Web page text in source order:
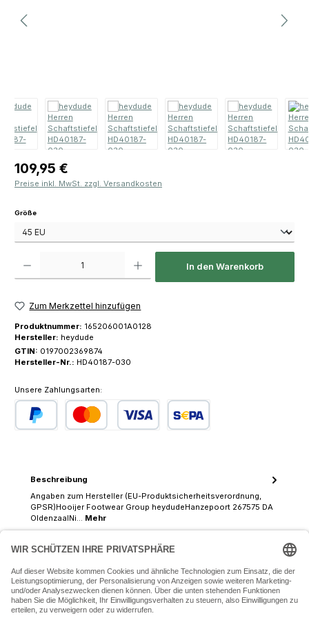
Regulärer Preis:
109,95 €
Preise inkl. MwSt. zzgl. Versandkosten
Größeauswählen
In den Warenkorb
Zum Merkzettel hinzufügen
Produktnummer: 165206001A0128
Hersteller: heydude
GTIN: 0197002369874
Hersteller-Nr.: HD40187-030
Unsere Zahlungsarten:
Beschreibung
Angaben zum Hersteller (EU-Produktsicherheitsverordnung,
GPSR)Hooijer Footwear Group heydudeHanzepoort 267575 DA
OldenzaalNi… Mehr
07243 54050 (Mo-Fr: 9.30 - 18:30 Uhr Sa: 9:30 - 16 Uhr)
SERVICE-HOTLINE